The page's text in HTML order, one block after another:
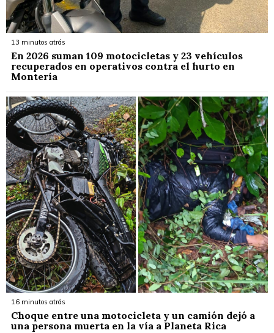
13 minutos atrás
En 2026 suman 109 motocicletas y 23 vehículos
recuperados en operativos contra el hurto en
Montería
16 minutos atrás
Choque entre una motocicleta y un camión dejó a
una persona muerta en la vía a Planeta Rica